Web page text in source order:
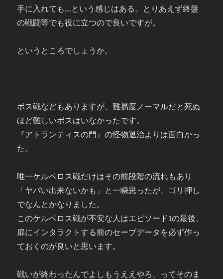
手に入れても…という感じはある。とりあえず終盤
の戦闘等でも役に立つので良いですが。
というところでしょうか。
ボス戦などもありますが、難易度ノーマルだと死ぬ
ほど難しいボスはいなかったです。
『アトランティスの門』の怪物退治よりは面白かっ
た。
唯一ケルベロス戦だけはその前段階の流れもあり
「ヤバい出来ないかも」と一瞬思ったが、ゴリ押し
でなんとかなりました。
このケルベロス戦が不安な人はエピソード1の最後、
扉にインタラクトする前のセーブデータを必ず作っ
ておくのが良いと思います。
戦いが終わったんでよしもうええやろ、ってそのま